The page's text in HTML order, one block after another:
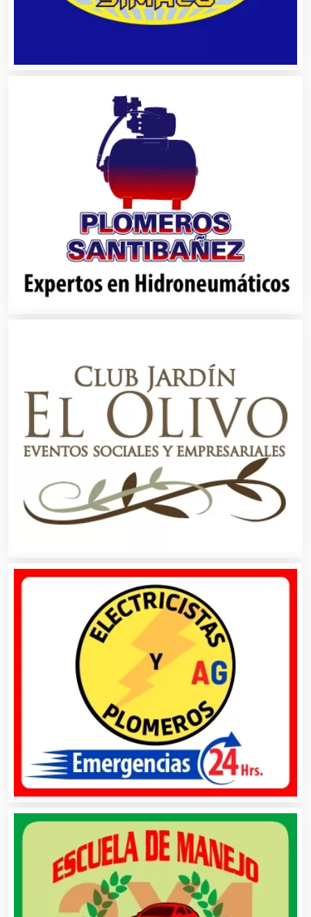
Artículos Personales
Aseguradoras
Asesores Técnicos
Asesoría Fiscal
Asilos
Asociaciones Civiles
Audio, Sonido e Iluminación
Audios para Eventos
Automatización
Automóviles Nuevos y Usados
Autopartes Eléctricas
Avaluos
Balnearios
Bancos
Banquetes
Bares y Cantinas
Basculas